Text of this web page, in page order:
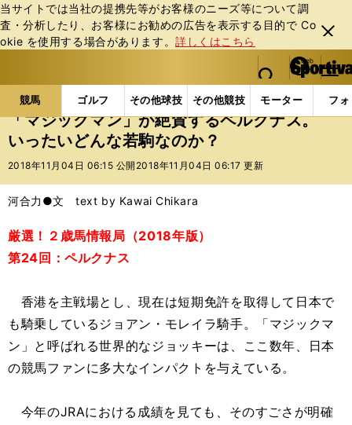
当サイトでは当社の提携先等がお客様のニーズ等について調
査・分析したり、お客様にお勧めの広告を表⽰する⽬的で Co
okie を使⽤する場合があります。詳しくはこちら
閉じ
る
web Sportiva (webスポルティーバ)
検索
マイペ
ー
ジ
メニュ
競馬 ゴルフ その他球技 その他競技 モーター フ
b
ス
ポ
ル
バ
競馬の記事一覧 競馬 「マジックマン」が絶賛する
「マジックマン」が絶賛するペルクナス。
いったいどんな若駒なのか？
2018年11月04日 06:15 公開 2018年11月04日 06:17 更新
河合力●文 text by Kawai Chikara
厳選！２歳馬情報局（2018年版）
第24回：ペルクナス
香港を主戦場とし、現在は短期免許を取得して日本で
も騎乗しているジョアン・モレイラ騎手。「マジックマ
ン」と呼ばれる世界的なジョッキーは、ここ数年、日本
の競馬ファンに多大なインパクトを与えている。
今年のJRAにおける成績を見ても、そのすごさが明確